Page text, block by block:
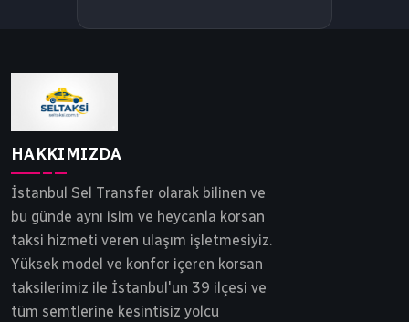
HAKKIMIZDA
İstanbul Sel Transfer olarak bilinen ve
bu günde aynı isim ve heycanla korsan
taksi hizmeti veren ulaşım işletmesiyiz.
Yüksek model ve konfor içeren korsan
taksilerimiz ile İstanbul'un 39 ilçesi ve
tüm semtlerine kesintisiz yolcu